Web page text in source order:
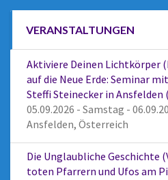
VERANSTALTUNGEN
Aktiviere Deinen Lichtkörper
auf die Neue Erde: Seminar
Steffi Steinecker in Ansfelden
05.09.2026 - Samstag -
Ansfelden, Österreich
Die Unglaubliche Geschichte
toten Pfarrern und Ufos am